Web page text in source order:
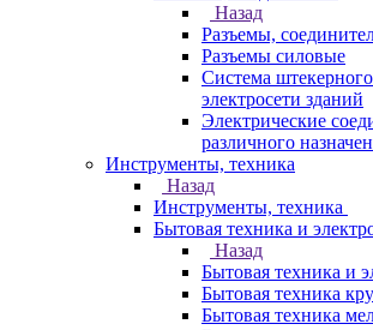
Назад
Разъемы,
Разъемы силовые
Система
электросети зданий
Электрические
различного
Инструменты, техника
Назад
Инструменты, техника
Бытовая техника и
Назад
Бытовая техника и
Бытовая техника
Бытовая техника